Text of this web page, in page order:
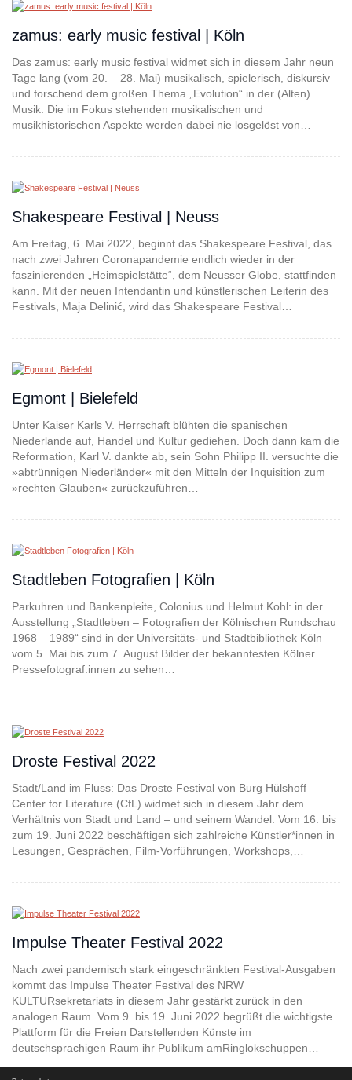
zamus: early music festival | Köln
Das zamus: early music festival widmet sich in diesem Jahr neun
Tage lang (vom 20. – 28. Mai) musikalisch, spielerisch, diskursiv
und forschend dem großen Thema „Evolution“ in der (Alten)
Musik. Die im Fokus stehenden musikalischen und
musikhistorischen Aspekte werden dabei nie losgelöst von…
Shakespeare Festival | Neuss
Am Freitag, 6. Mai 2022, beginnt das Shakespeare Festival, das
nach zwei Jahren Coronapandemie endlich wieder in der
faszinierenden „Heimspielstätte“, dem Neusser Globe, stattfinden
kann. Mit der neuen Intendantin und künstlerischen Leiterin des
Festivals, Maja Delinić, wird das Shakespeare Festival…
Egmont | Bielefeld
Unter Kaiser Karls V. Herrschaft blühten die spanischen
Niederlande auf, Handel und Kultur gediehen. Doch dann kam die
Reformation, Karl V. dankte ab, sein Sohn Philipp II. versuchte die
»abtrünnigen Niederländer« mit den Mitteln der Inquisition zum
»rechten Glauben« zurückzuführen…
Stadtleben Fotografien | Köln
Parkuhren und Bankenpleite, Colonius und Helmut Kohl: in der
Ausstellung „Stadtleben – Fotografien der Kölnischen Rundschau
1968 – 1989“ sind in der Universitäts- und Stadtbibliothek Köln
vom 5. Mai bis zum 7. August Bilder der bekanntesten Kölner
Pressefotograf:innen zu sehen…
Droste Festival 2022
Stadt/Land im Fluss: Das Droste Festival von Burg Hülshoff –
Center for Literature (CfL) widmet sich in diesem Jahr dem
Verhältnis von Stadt und Land – und seinem Wandel. Vom 16. bis
zum 19. Juni 2022 beschäftigen sich zahlreiche Künstler*innen in
Lesungen, Gesprächen, Film-Vorführungen, Workshops,…
Impulse Theater Festival 2022
Nach zwei pandemisch stark eingeschränkten Festival-Ausgaben
kommt das Impulse Theater Festival des NRW
KULTURsekretariats in diesem Jahr gestärkt zurück in den
analogen Raum. Vom 9. bis 19. Juni 2022 begrüßt die wichtigste
Plattform für die Freien Darstellenden Künste im
deutschsprachigen Raum ihr Publikum amRinglokschuppen…